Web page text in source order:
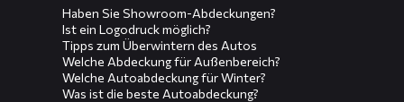
Haben Sie Showroom-Abdeckungen?
Ist ein Logodruck möglich?
Tipps zum Überwintern des Autos
Welche Abdeckung für Außenbereich?
Welche Autoabdeckung für Winter?
Was ist die beste Autoabdeckung?